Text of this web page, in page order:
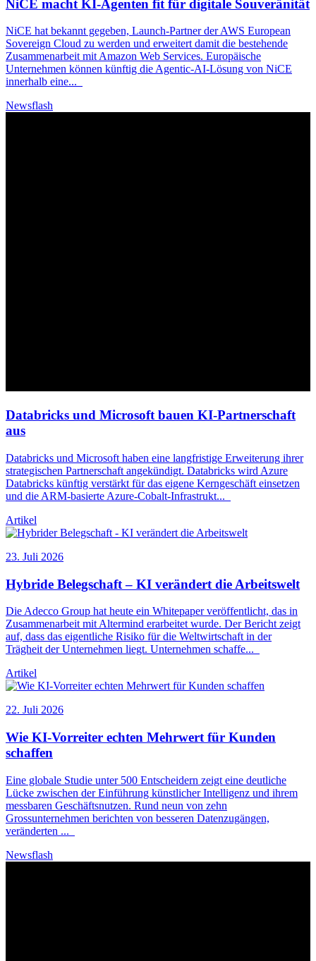
NiCE macht KI-Agenten fit für digitale Souveränität
NiCE hat bekannt gegeben, Launch-Partner der AWS European
Sovereign Cloud zu werden und erweitert damit die bestehende
Zusammenarbeit mit Amazon Web Services. Europäische
Unternehmen können künftig die Agentic-AI-Lösung von NiCE
innerhalb eine...
Newsflash
Databricks und Microsoft bauen KI-Partnerschaft
aus
Databricks und Microsoft haben eine langfristige Erweiterung ihrer
strategischen Partnerschaft angekündigt. Databricks wird Azure
Databricks künftig verstärkt für das eigene Kerngeschäft einsetzen
und die ARM-basierte Azure-Cobalt-Infrastrukt...
Artikel
23. Juli 2026
Hybride Belegschaft – KI verändert die Arbeitswelt
Die Adecco Group hat heute ein Whitepaper veröffentlicht, das in
Zusammenarbeit mit Altermind erarbeitet wurde. Der Bericht zeigt
auf, dass das eigentliche Risiko für die Weltwirtschaft in der
Trägheit der Unternehmen liegt. Unternehmen schaffe...
Artikel
22. Juli 2026
Wie KI-Vorreiter echten Mehrwert für Kunden
schaffen
Eine globale Studie unter 500 Entscheidern zeigt eine deutliche
Lücke zwischen der Einführung künstlicher Intelligenz und ihrem
messbaren Geschäftsnutzen. Rund neun von zehn
Grossunternehmen berichten von besseren Datenzugängen,
veränderten ...
Newsflash